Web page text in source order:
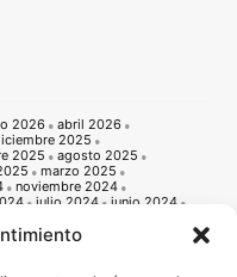
2026
abril 2026
2025
2025
agosto 2025
marzo 2025
noviembre 2024
julio 2024
junio 2024
2023
septiembre 2023